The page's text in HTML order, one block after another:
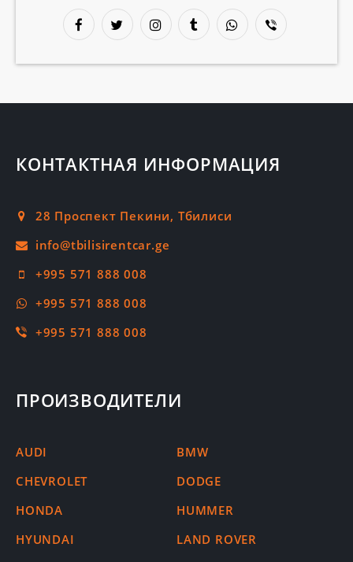
КОНТАКТНАЯ ИНФОРМАЦИЯ
28 Проспект Пекини, Тбилиси
+995 571 888 008
+995 571 888 008
+995 571 888 008
ПРОИЗВОДИТЕЛИ
AUDI
BMW
CHEVROLET
DODGE
HONDA
HUMMER
HYUNDAI
LAND ROVER